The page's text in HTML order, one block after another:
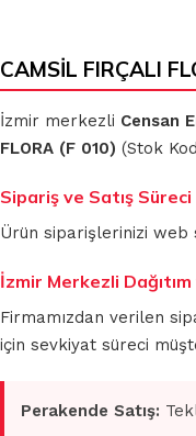
CAMSİL FIRÇALI
İzmir merkezli Censan
FLORA (F 010) (Stok
Sipariş ve Satış Süreci
Ürün siparişlerinizi web
İzmir Merkezli
Firmamızdan verilen
için sevkiyat süreci
Perakende Satış: